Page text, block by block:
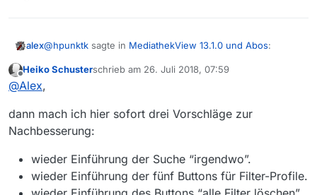
alex@hpunktk sagte in MediathekView 13.1.0 und Abos:
Version umgegangen wird. “Wir ändern was WIR für
richtig halten…” und Benutzer sind uns wurscht…
Das bedeutet nicht, dass wir nicht Änderungswünsche
berücksichtigen und mit in die Diskussionen einbeziehen.
Es ist halt immer so, dass die Hauptentwickler erst mal
immer so in der Softwareentwicklung. Jeder hat andere
Vorstellungen und man kann einfach kein Produkt
entwickeln, welchesallengefällt.
Also nimm die Aussage nicht so wortwörtlich, schliesslich
Stellschrauben eventuell was machen kann. Aber wir
werden halt nicht alles zurück bauen auf den “alten Mist”,
nur weil manche direkt Erschreckt sind.
Offline
Heiko Schusterschrieb am 26. Juli 2018, 07:59
zuletzt editiert von
@Alex,
dann mach ich hier sofort drei Vorschläge zur
Nachbesserung:
wieder Einführung der Suche “irgendwo”.
wieder Einführung der fünf Buttons für Filter-Profile.